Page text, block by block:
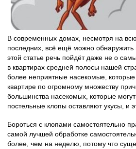
В современных домах, несмотря на всю
последних, всё ещё можно
этой статье речь пойдёт даже не о
в квартирах средней полосы нашей
более неприятные насекомые, которые
квартире по огромному множеству
большинства насекомых, которые
постельные клопы оставляют укусы, и
Бороться с клопами самостоятельно
самой лучшей обработке
более, чем на неделю, потому что